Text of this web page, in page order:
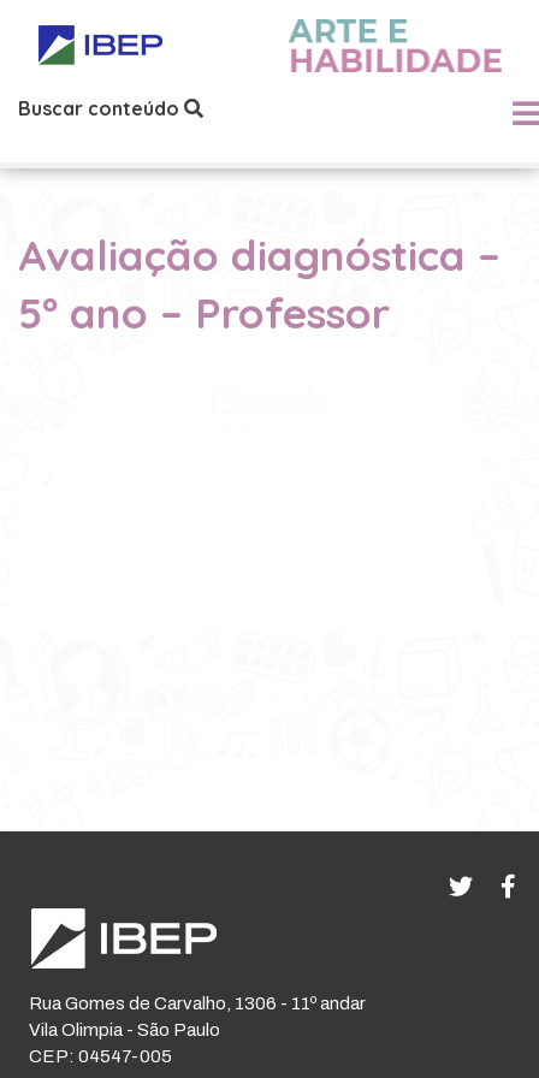
Buscar conteúdo
Avaliação diagnóstica –
5º ano – Professor
Rua Gomes de Carvalho, 1306 - 11º andar
Vila Olimpia - São Paulo
CEP: 04547-005